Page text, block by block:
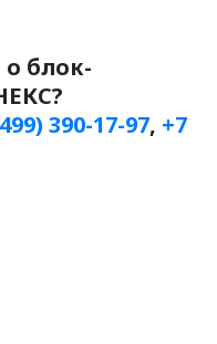
блок-
390-17-97, +7